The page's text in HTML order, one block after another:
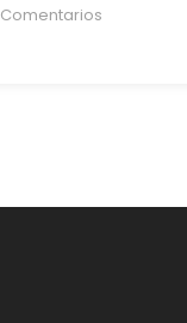
Comentarios